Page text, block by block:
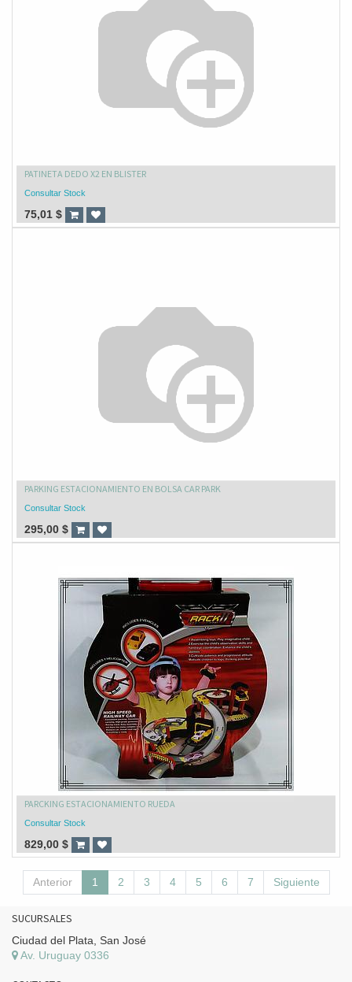
PATINETA DEDO X2 EN BLISTER
Consultar Stock
75,01 $
PARKING ESTACIONAMIENTO EN BOLSA CAR PARK
Consultar Stock
295,00 $
PARCKING ESTACIONAMIENTO RUEDA
Consultar Stock
829,00 $
Anterior 1 2 3 4 5 6 7 Siguiente
SUCURSALES
Ciudad del Plata, San José
Av. Uruguay 0336